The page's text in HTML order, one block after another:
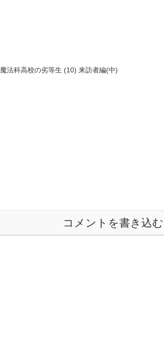
魔法科高校の劣等生 (10) 来訪者編(中)
コメントを書き込む